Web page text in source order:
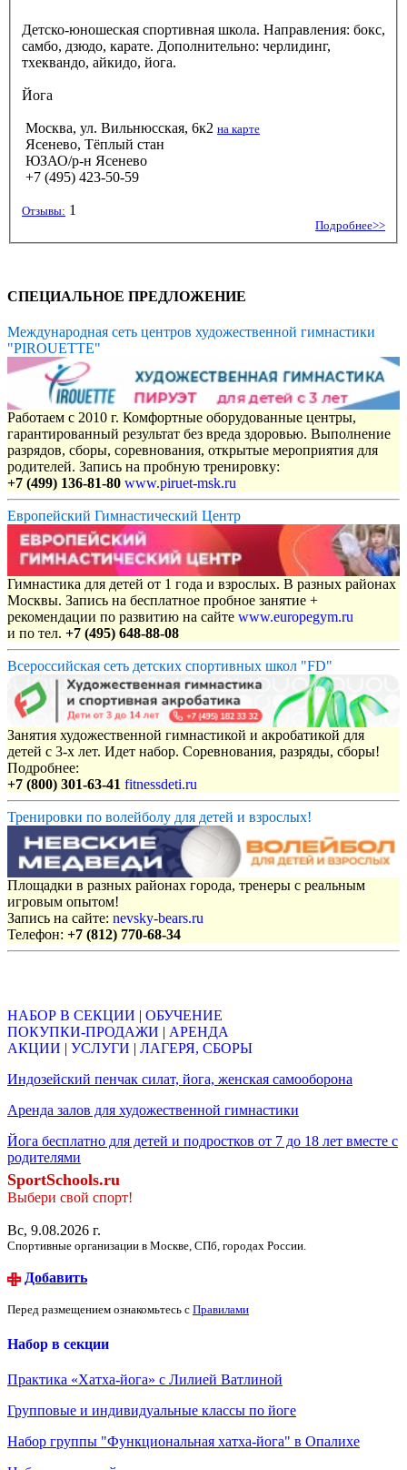
Детско-юношеская спортивная школа. Направления: бокс,
самбо, дзюдо, карате. Дополнительно: черлидинг,
тхеквандо, айкидо, йога.
Йога
Москва, ул. Вильнюсская, 6к2 на карте
Ясенево, Тёплый стан
ЮЗАО/р-н Ясенево
+7 (495) 423-50-59
Отзывы: 1
Подробнее>>
СПЕЦИАЛЬНОЕ ПРЕДЛОЖЕНИЕ
Международная сеть центров художественной гимнастики
"PIROUETTE"
Работаем с 2010 г. Комфортные оборудованные центры,
гарантированный результат без вреда здоровью. Выполнение
разрядов, сборы, соревнования, открытые мероприятия для
родителей. Запись на пробную тренировку:
+7 (499) 136-81-80 www.piruet-msk.ru
Европейский Гимнастический Центр
Гимнастика для детей от 1 года и взрослых. В разных районах
Москвы. Запись на бесплатное пробное занятие +
рекомендации по развитию на сайте www.europegym.ru
и по тел. +7 (495) 648-88-08
Всероссийская сеть детских спортивных школ "FD"
Занятия художественной гимнастикой и акробатикой для
детей с 3-х лет. Идет набор. Соревнования, разряды, сборы!
Подробнее:
+7 (800) 301-63-41 fitnessdeti.ru
Тренировки по волейболу для детей и взрослых!
Площадки в разных районах города, тренеры с реальным
игровым опытом!
Запись на сайте: nevsky-bears.ru
Телефон: +7 (812) 770-68-34
НАБОР В СЕКЦИИ | ОБУЧЕНИЕ
ПОКУПКИ-ПРОДАЖИ | АРЕНДА
АКЦИИ | УСЛУГИ | ЛАГЕРЯ, СБОРЫ
Индозейский пенчак силат, йога, женская самооборона
Аренда залов для художественной гимнастики
Йога бесплатно для детей и подростков от 7 до 18 лет вместе с
родителями
SportSchools.ru
Выбери свой спорт!
Вс, 9.08.2026 г.
Спортивные организации в Москве, СПб, городах России.
Добавить
Перед размещением ознакомьтесь с Правилами
Набор в секции
Практика «Хатха-йога» с Лилией Ватлиной
Групповые и индивидуальные классы по йоге
Набор группы "Функциональная хатха-йога" в Опалихе